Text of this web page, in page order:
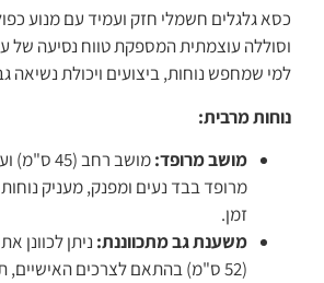
כסא גלגלים חשמלי חזק ועמיד עם מנוע
למי שמחפש נוחות, ביצועים ויכולת נשיאה
נוחות מרבית:
מושב מרופד:
מרופד בבד נעים ומפנק, מעניק
זמן.
משענת גב מתכווננת: ניתן לכוונן
(52 ס"מ) בהתאם לצרכים האישיים,